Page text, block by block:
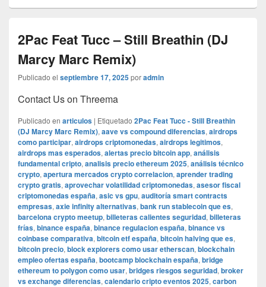
2Pac Feat Tucc – Still Breathin (DJ
Marcy Marc Remix)
Publicado el septiembre 17, 2025poradmin
Contact Us on Threema
Publicado en articulos | Etiquetado 2Pac Feat Tucc - Still Breathin
(DJ Marcy Marc Remix), aave vs compound diferencias, airdrops
como participar, airdrops criptomonedas, airdrops legitimos,
airdrops mas esperados, alertas precio bitcoin app, análisis
fundamental cripto, analisis precio ethereum 2025, análisis técnico
crypto, apertura mercados crypto correlacion, aprender trading
crypto gratis, aprovechar volatilidad criptomonedas, asesor fiscal
criptomonedas españa, asic vs gpu, auditoría smart contracts
empresas, axie infinity alternativas, bank run stablecoin que es,
barcelona crypto meetup, billeteras calientes seguridad, billeteras
frías, binance españa, binance regulacion españa, binance vs
coinbase comparativa, bitcoin etf españa, bitcoin halving que es,
bitcoin precio, block explorers como usar etherscan, blockchain
empleo ofertas españa, bootcamp blockchain españa, bridge
ethereum to polygon como usar, bridges riesgos seguridad, broker
vs exchange diferencias, calendario cripto eventos 2025, carbon